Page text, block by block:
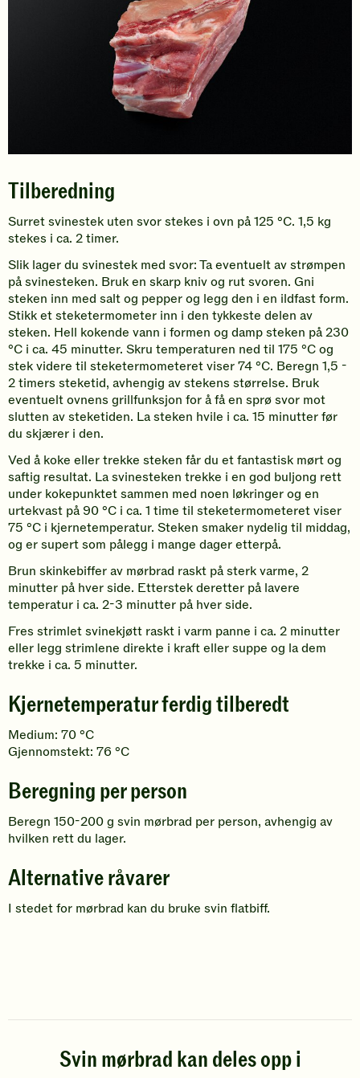
Tilberedning
Surret svinestek uten svor stekes i ovn på 125 °C. 1,5 kg
stekes i ca. 2 timer.
Slik lager du svinestek med svor: Ta eventuelt av strømpen
på svinesteken. Bruk en skarp kniv og rut svoren. Gni
steken inn med salt og pepper og legg den i en ildfast form.
Stikk et steketermometer inn i den tykkeste delen av
steken. Hell kokende vann i formen og damp steken på 230
°C i ca. 45 minutter. Skru temperaturen ned til 175 °C og
stek videre til steketermometeret viser 74 °C. Beregn 1,5 -
2 timers steketid, avhengig av stekens størrelse. Bruk
eventuelt ovnens grillfunksjon for å få en sprø svor mot
slutten av steketiden. La steken hvile i ca. 15 minutter før
du skjærer i den.
Ved å koke eller trekke steken får du et fantastisk mørt og
saftig resultat. La svinesteken trekke i en god buljong rett
under kokepunktet sammen med noen løkringer og en
urtekvast på 90 °C i ca. 1 time til steketermometeret viser
75 °C i kjernetemperatur. Steken smaker nydelig til middag,
og er supert som pålegg i mange dager etterpå.
Brun skinkebiffer av mørbrad raskt på sterk varme, 2
minutter på hver side. Etterstek deretter på lavere
temperatur i ca. 2-3 minutter på hver side.
Fres strimlet svinekjøtt raskt i varm panne i ca. 2 minutter
eller legg strimlene direkte i kraft eller suppe og la dem
trekke i ca. 5 minutter.
Kjernetemperatur ferdig tilberedt
Medium: 70 °C
Gjennomstekt: 76 °C
Beregning per person
Beregn 150-200 g svin mørbrad per person, avhengig av
hvilken rett du lager.
Alternative råvarer
I stedet for mørbrad kan du bruke svin flatbiff.
Svin mørbrad kan deles opp i